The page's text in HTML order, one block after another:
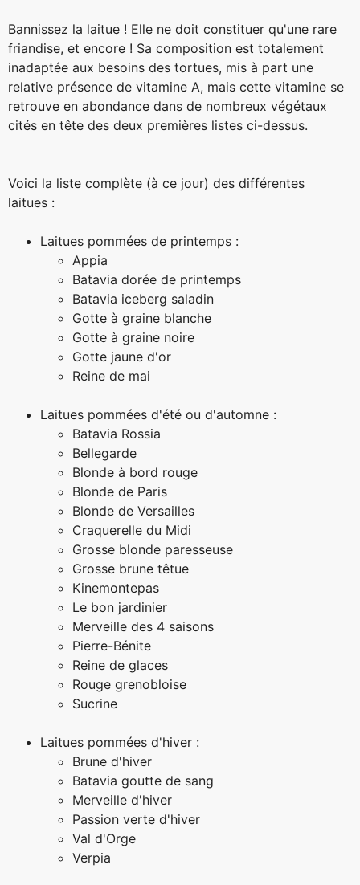
Bannissez la laitue ! Elle ne doit constituer qu'une rare
friandise, et encore ! Sa composition est totalement
inadaptée aux besoins des tortues, mis à part une
relative présence de vitamine A, mais cette vitamine se
retrouve en abondance dans de nombreux végétaux
cités en tête des deux premières listes ci-dessus.
Voici la liste complète (à ce jour) des différentes
laitues :
Laitues pommées de printemps :
Appia
Batavia dorée de printemps
Batavia iceberg saladin
Gotte à graine blanche
Gotte à graine noire
Gotte jaune d'or
Reine de mai
Laitues pommées d'été ou d'automne :
Batavia Rossia
Bellegarde
Blonde à bord rouge
Blonde de Paris
Blonde de Versailles
Craquerelle du Midi
Grosse blonde paresseuse
Grosse brune têtue
Kinemontepas
Le bon jardinier
Merveille des 4 saisons
Pierre-Bénite
Reine de glaces
Rouge grenobloise
Sucrine
Laitues pommées d'hiver :
Brune d'hiver
Batavia goutte de sang
Merveille d'hiver
Passion verte d'hiver
Val d'Orge
Verpia